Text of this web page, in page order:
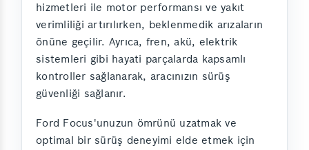
hizmetleri ile motor performansı ve yakıt
verimliliği artırılırken, beklenmedik arızaların
önüne geçilir. Ayrıca, fren, akü, elektrik
sistemleri gibi hayati parçalarda kapsamlı
kontroller sağlanarak, aracınızın sürüş
güvenliği sağlanır.
Ford Focus'unuzun ömrünü uzatmak ve
optimal bir sürüş deneyimi elde etmek için